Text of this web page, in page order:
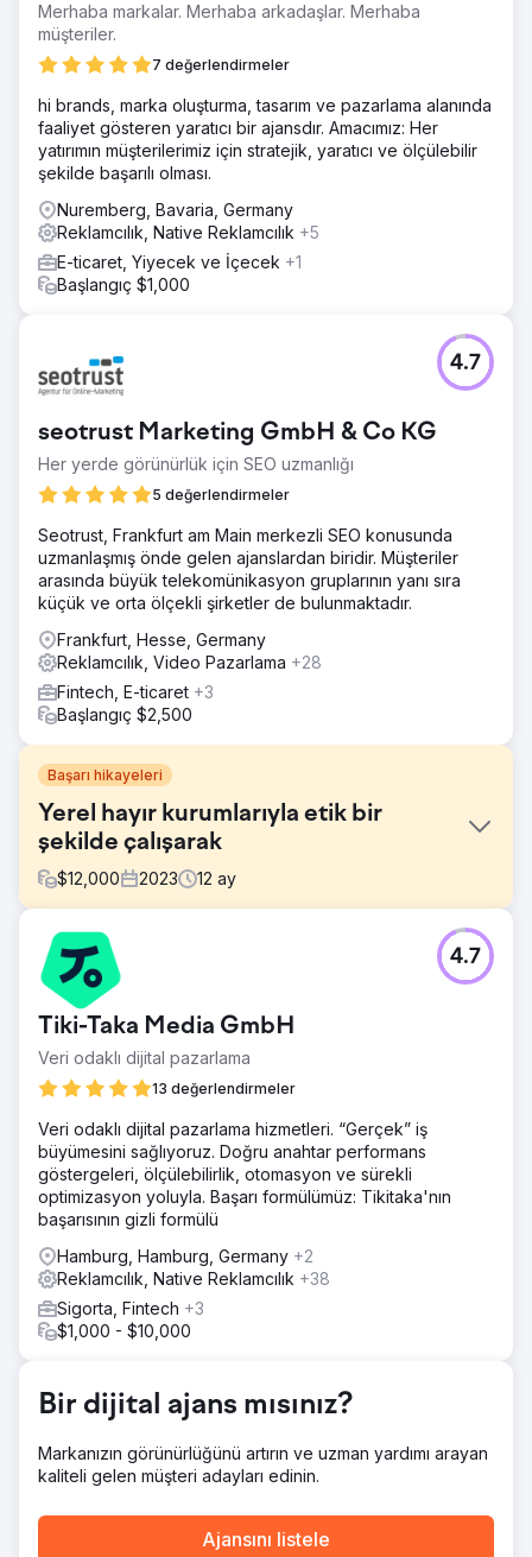
Merhaba markalar. Merhaba arkadaşlar. Merhaba
müşteriler.
7 değerlendirmeler
hi brands, marka oluşturma, tasarım ve pazarlama alanında
faaliyet gösteren yaratıcı bir ajansdır. Amacımız: Her
yatırımın müşterilerimiz için stratejik, yaratıcı ve ölçülebilir
şekilde başarılı olması.
Nuremberg, Bavaria, Germany
Reklamcılık, Native Reklamcılık +5
E-ticaret, Yiyecek ve İçecek +1
Başlangıç $1,000
seotrust Marketing GmbH & Co KG
Her yerde görünürlük için SEO uzmanlığı
5 değerlendirmeler
4.7
Seotrust, Frankfurt am Main merkezli SEO konusunda
uzmanlaşmış önde gelen ajanslardan biridir. Müşteriler
arasında büyük telekomünikasyon gruplarının yanı sıra
küçük ve orta ölçekli şirketler de bulunmaktadır.
Frankfurt, Hesse, Germany
Reklamcılık, Video Pazarlama +28
Fintech, E-ticaret +3
Başlangıç $2,500
Başarı hikayeleri
Yerel hayır kurumlarıyla etik bir
şekilde çalışarak
$12,000 2023 12 ay
Meydan Okuma
Phoenix Marketing, dijital ve geleneksel medya desteği
biçimlerini kullanarak hayır kurumuna bağış toplanmasına
yardımcı olmak amacıyla Sussex Kanser Fonu'nun
pazarlama faaliyetlerini destekledi.
Çözüm
Karantina sonrası iş dünyasının çapraz tozlaşmasına yol
trafik oluşturmak için daha fazla farkındalık yaratan dijital
pazarlama fikirleri konusunda tavsiyelerde bulunduk.
Sonuç
50.000 £ Üretildi Düzenli toplantıları tanıtmak için video
yönelik sponsor gelirlerinde 50.000 £ üreten etkinlikleri
kolaylaştırabildik ve ardından 2023'te çok sayıda işletme
ekleyerek büyümeyi daha da ileriye taşıdık. %30 Artış
Fon, 2022/23'te web trafiğinde %30 artış gördü
Ajans sayfasına git
Tiki-Taka Media GmbH
Veri odaklı dijital pazarlama
13 değerlendirmeler
4.7
Veri odaklı dijital pazarlama hizmetleri. “Gerçek” iş
büyümesini sağlıyoruz. Doğru anahtar performans
göstergeleri, ölçülebilirlik, otomasyon ve sürekli
optimizasyon yoluyla. Başarı formülümüz: Tikitaka'nın
başarısının gizli formülü
Hamburg, Hamburg, Germany +2
Reklamcılık, Native Reklamcılık +38
Sigorta, Fintech +3
$1,000 - $10,000
Bir dijital ajans mısınız?
Markanızın görünürlüğünü artırın ve uzman yardımı arayan
kaliteli gelen müşteri adayları edinin.
Ajansını listele